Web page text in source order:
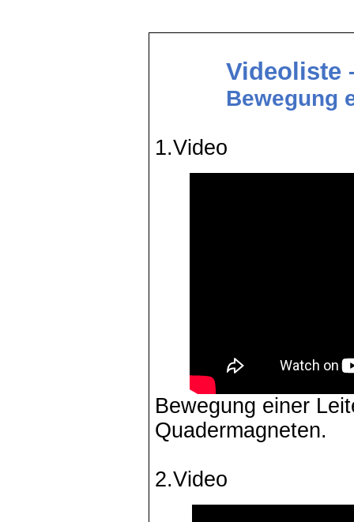
Videoliste
Bewegung
1.Video
Bewegung einer
Quadermagneten.
2.Video